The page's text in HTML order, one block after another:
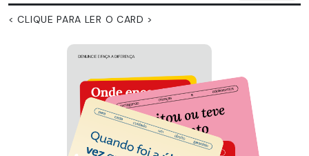
< CLIQUE PARA LER O CARD >